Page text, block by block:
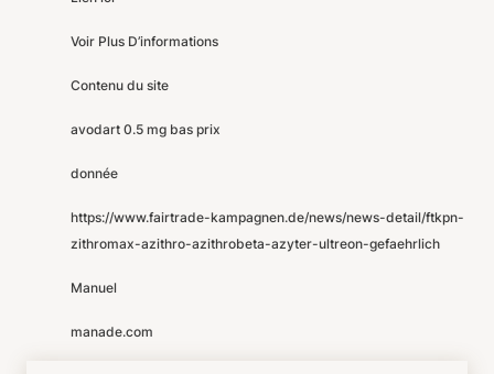
Voir Plus D’informations
Contenu du site
avodart 0.5 mg bas prix
donnée
https://www.fairtrade-kampagnen.de/news/news-detail/ftkpn-
zithromax-azithro-azithrobeta-azyter-ultreon-gefaehrlich
Manuel
manade.com